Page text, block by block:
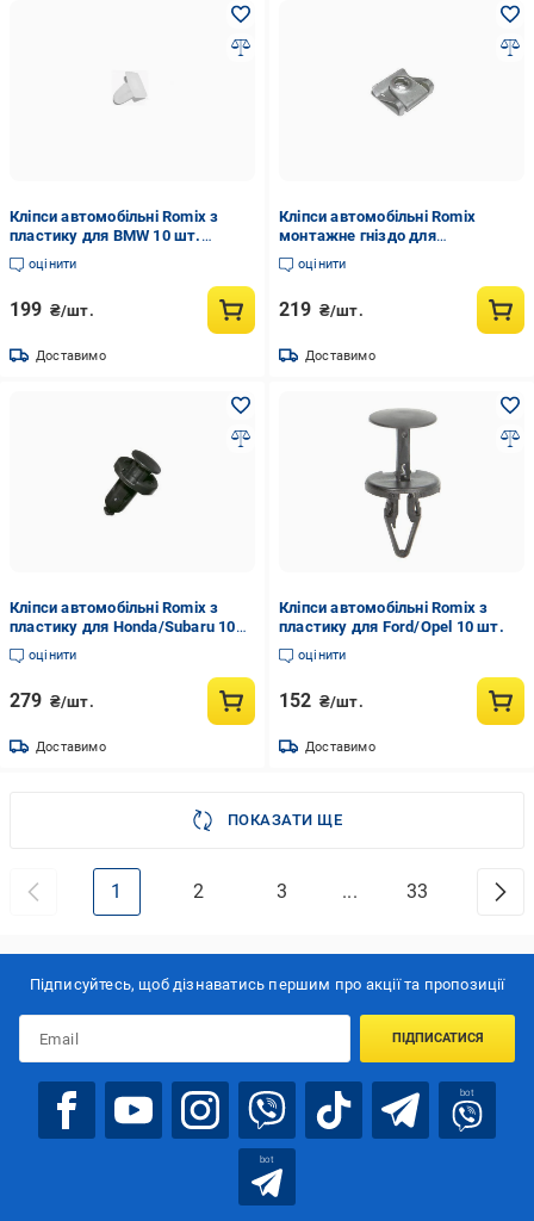
Кліпси автомобільні Romix з
пластику для BMW 10 шт.
(ROMA82028)
оцінити
199 ₴/шт.
Доставимо
Кліпси автомобільні Romix
монтажне гніздо для
Audi/Seat/Skoda/VW 5 шт.
оцінити
219 ₴/шт.
Доставимо
Кліпси автомобільні Romix з
пластику для Honda/Subaru 10
шт.
оцінити
279 ₴/шт.
Доставимо
Кліпси автомобільні Romix з
пластику для Ford/Opel 10 шт.
оцінити
152 ₴/шт.
Доставимо
ПОКАЗАТИ ЩЕ
1 2 3 ... 33
Підписуйтесь, щоб дізнаватись першим про акції та пропозиції
ПІДПИСАТИСЯ
bot
bot